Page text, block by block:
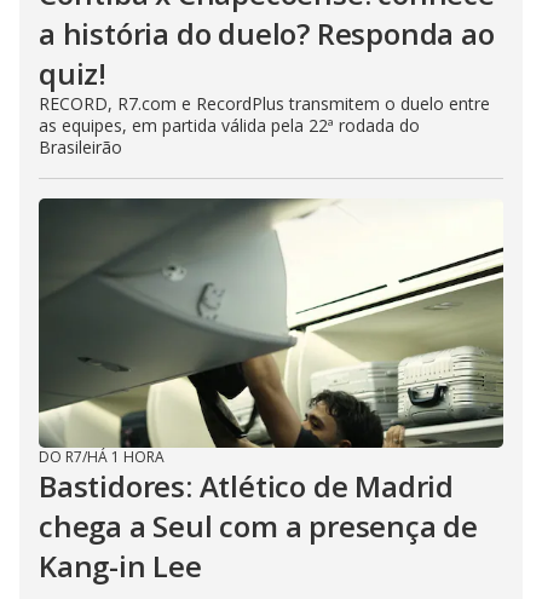
a história do duelo? Responda ao
quiz!
RECORD, R7.com e RecordPlus transmitem o duelo entre
as equipes, em partida válida pela 22ª rodada do
Brasileirão
DO R7/HÁ 1 HORA
Bastidores: Atlético de Madrid
chega a Seul com a presença de
Kang-in Lee